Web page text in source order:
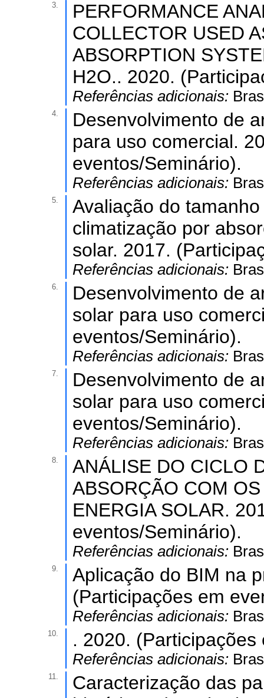
3.
PERFORMANCE
COLLECTOR USED
ABSORPTION
H2O.. 2020.
Referências adicionais:
4.
Desenvolvimento de
para uso comercial.
eventos/Seminário).
Referências adicionais:
5.
Avaliação do
climatização por
solar. 2017.
Referências adicionais:
6.
Desenvolvimento de
solar para uso
eventos/Seminário).
Referências adicionais:
7.
Desenvolvimento de
solar para uso
eventos/Seminário).
Referências adicionais:
8.
ANÁLISE DO CICLO
ABSORÇÃO COM
ENERGIA SOLAR.
eventos/Seminário).
Referências adicionais:
9.
Aplicação do BIM na
(Participações em
Referências adicionais:
10. . 2020.
Referências adicionais:
11.
Caracterização das